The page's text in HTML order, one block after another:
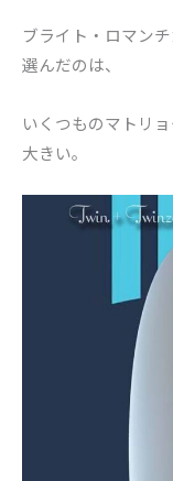
ブライト・ロマン
選んだのは、
いくつものマトリ
大きい。